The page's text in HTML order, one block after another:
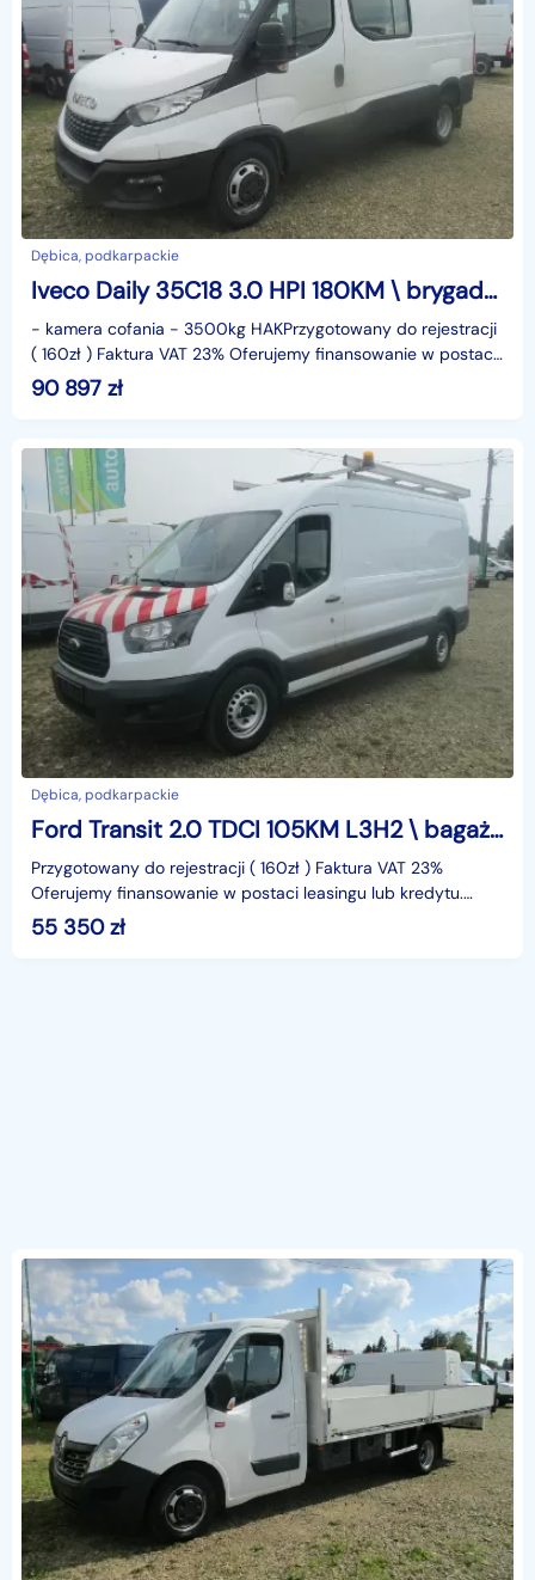
Dębica, podkarpackie
Iveco Daily 35C18 3.0 HPI 180KM \ brygadówka 6 osób \ hak 3.5t \ bagażnik \ FV23
- kamera cofania - 3500kg HAKPrzygotowany do rejestracji
( 160zł ) Faktura VAT 23% Oferujemy finansowanie w postaci
leasingu lub kredytu. Gwarantujemy za przebi
90 897 zł
Dębica, podkarpackie
Ford Transit 2.0 TDCI 105KM L3H2 \ bagażnik \ FV23%
Przygotowany do rejestracji ( 160zł ) Faktura VAT 23%
Oferujemy finansowanie w postaci leasingu lub kredytu.
Gwarantujemy za przebieg. Pełna historia serwisowa.
55 350zł